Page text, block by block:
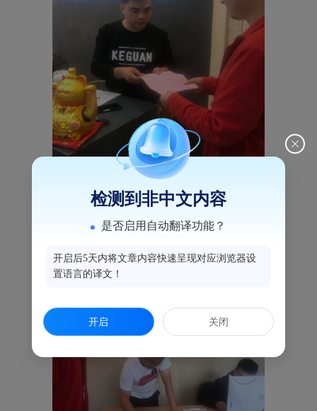
检测到非中文内容
是否启用自动翻译功能？
开启后5天内将文章内容快速呈现对应浏览器设
置语言的译文！
开启 关闭